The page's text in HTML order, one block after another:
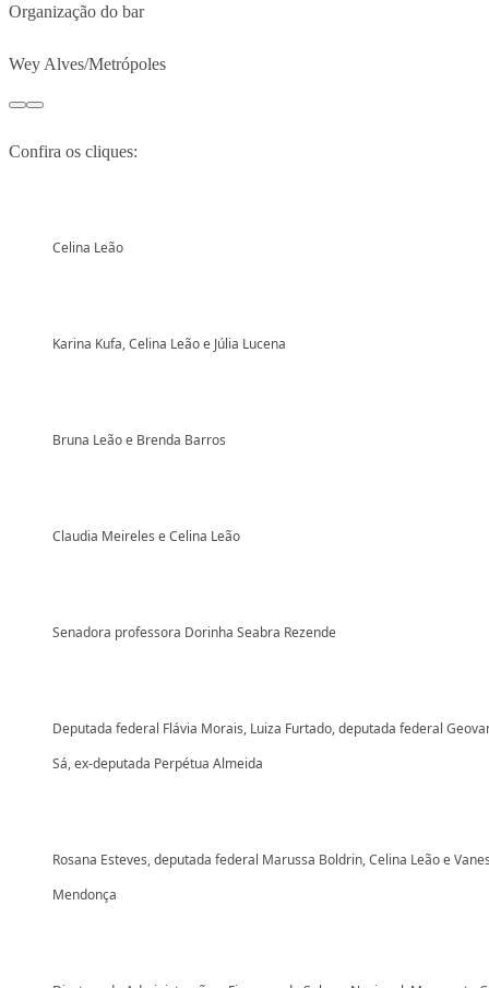
Organização do bar
Wey Alves/Metrópoles
Confira os cliques:
Celina Leão
Karina Kufa, Celina Leão e Júlia Lucena
Bruna Leão e Brenda Barros
Claudia Meireles e Celina Leão
Senadora professora Dorinha Seabra Rezende
Deputada federal Flávia Morais, Luiza Furtado, deputada federal
Sá, ex-deputada Perpétua Almeida
Rosana Esteves, deputada federal Marussa Boldrin, Celina Leão e
Mendonça